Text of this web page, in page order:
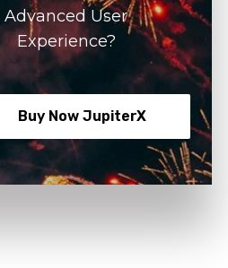
Advanced User
Experience?
Buy Now JupiterX